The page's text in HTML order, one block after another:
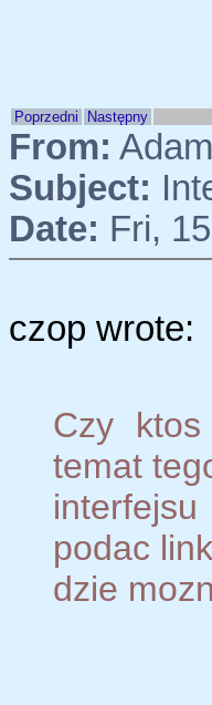
Poprzedni Następny
From:
Subject:
Date: Fri,
czop wrote:
Czy
temat
podac link
dzie